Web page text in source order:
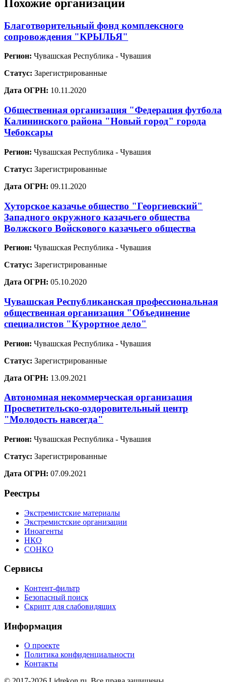
Похожие организации
Благотворительный фонд комплексного
сопровождения "КРЫЛЬЯ"
Регион: Чувашская Республика - Чувашия
Статус: Зарегистрированные
Дата ОГРН: 10.11.2020
Общественная организация "Федерация футбола
Калининского района "Новый город" города
Чебоксары
Регион: Чувашская Республика - Чувашия
Статус: Зарегистрированные
Дата ОГРН: 09.11.2020
Хуторское казачье общество "Георгиевский"
Западного окружного казачьего общества
Волжского Войскового казачьего общества
Регион: Чувашская Республика - Чувашия
Статус: Зарегистрированные
Дата ОГРН: 05.10.2020
Чувашская Республиканская профессиональная
общественная организация "Объединение
специалистов "Курортное дело"
Регион: Чувашская Республика - Чувашия
Статус: Зарегистрированные
Дата ОГРН: 13.09.2021
Автономная некоммерческая организация
Просветительско-оздоровительный центр
"Молодость навсегда"
Регион: Чувашская Республика - Чувашия
Статус: Зарегистрированные
Дата ОГРН: 07.09.2021
Реестры
Экстремистские материалы
Экстремистские организации
Иноагенты
НКО
СОНКО
Сервисы
Контент-фильтр
Безопасный поиск
Скрипт для слабовидящих
Информация
О проекте
Политика конфиденциальности
Контакты